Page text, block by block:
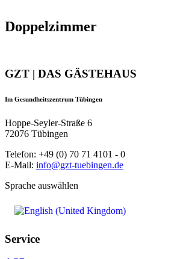
Doppelzimmer
GZT | DAS GÄSTEHAUS
Im Gesundheitszentrum Tübingen
Hoppe-Seyler-Straße 6
72076 Tübingen
Telefon: +49 (0) 70 71 4101 - 0
E-Mail: info@gzt-tuebingen.de
Sprache auswählen
Service